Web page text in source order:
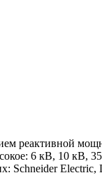
реактивной
6 кВ, 10
Schneider